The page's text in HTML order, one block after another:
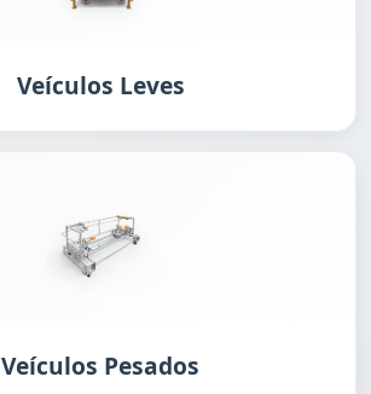
Veículos Leves
Veículos Pesados